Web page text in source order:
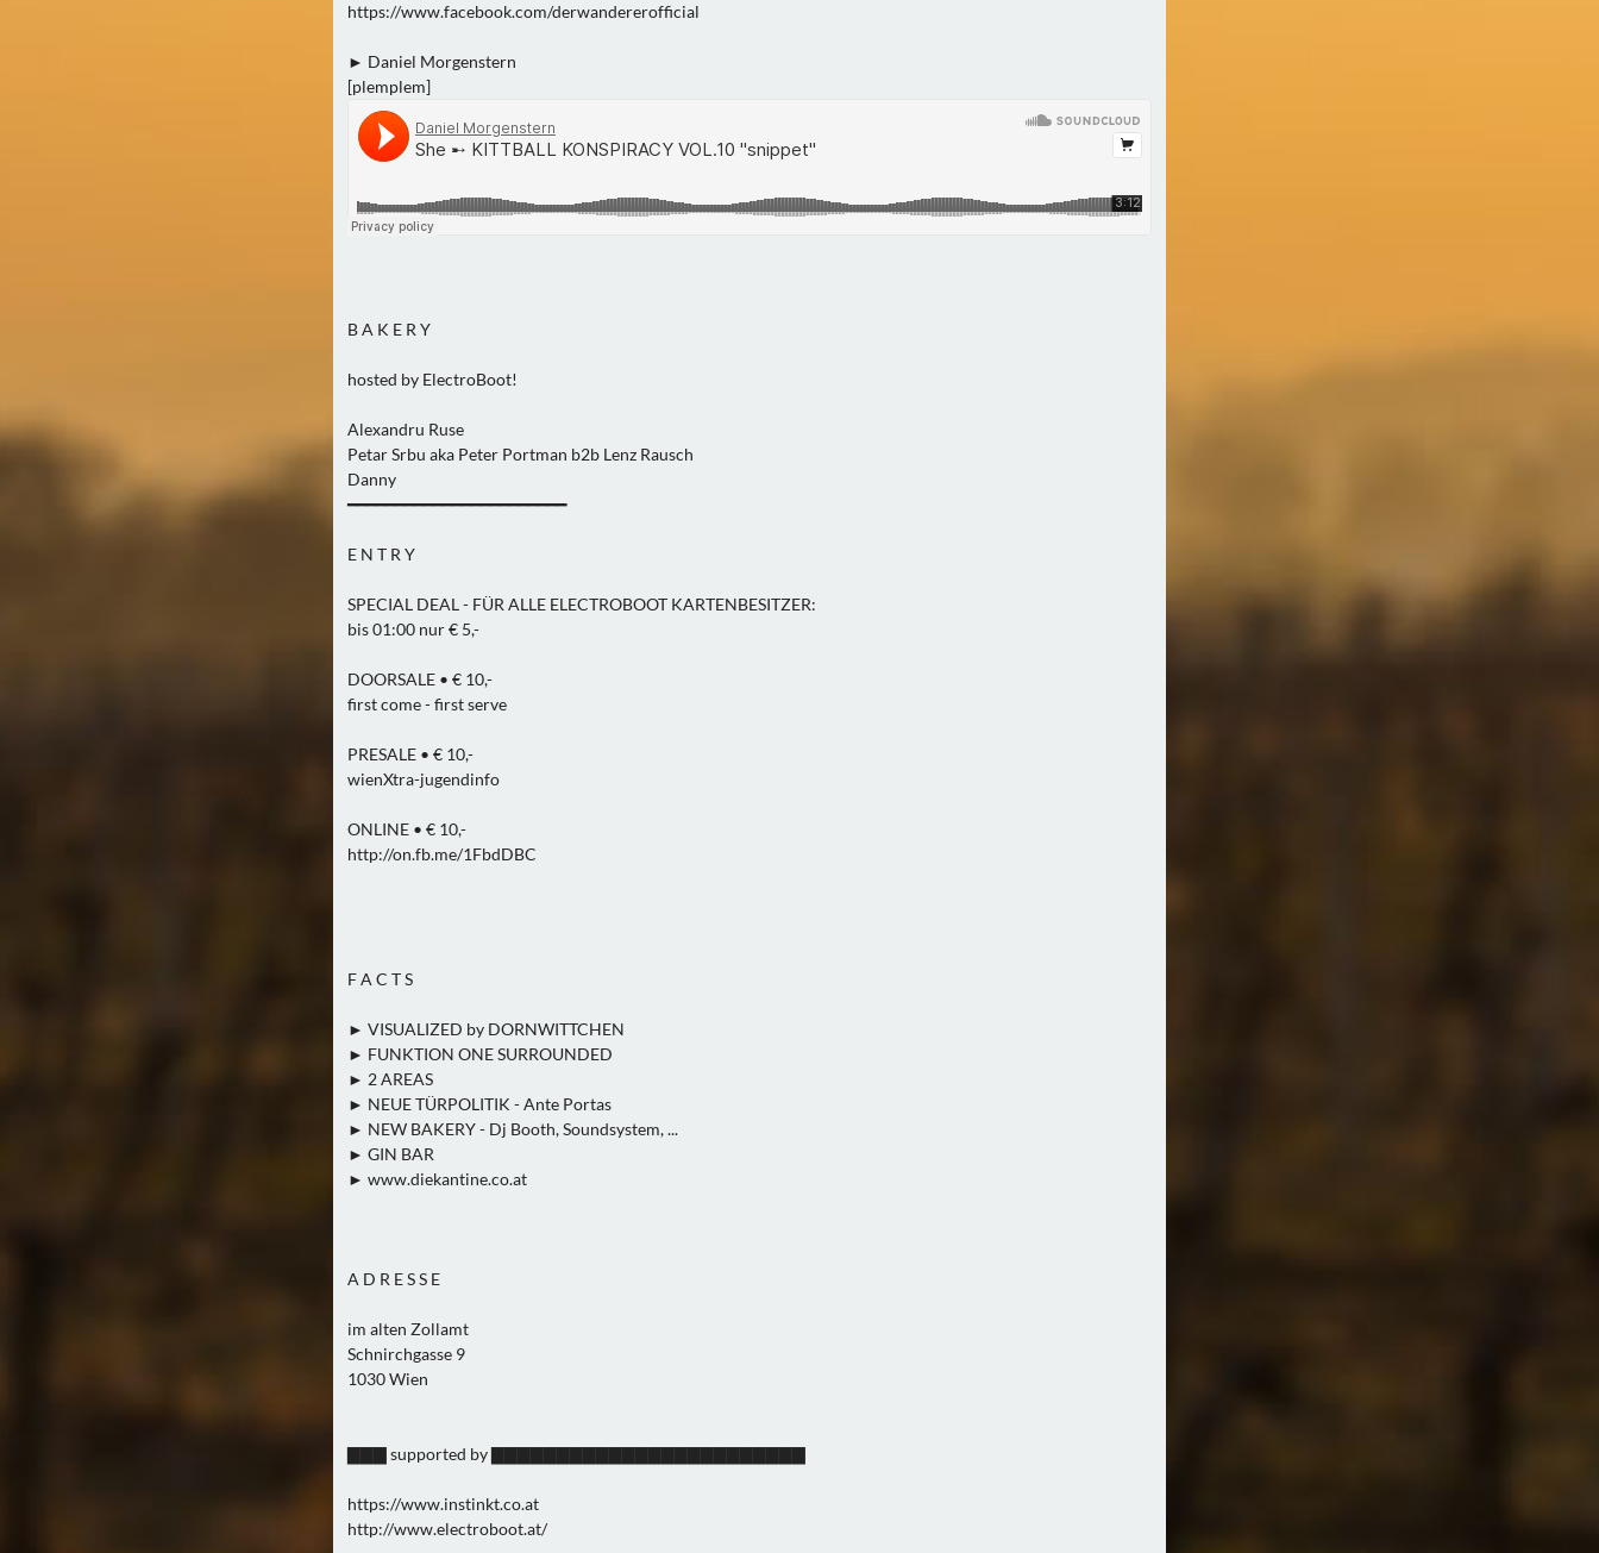
https://www.facebook.com/derwandererofficial
► Daniel Morgenstern
[plemplem]
B A K E R Y
hosted by ElectroBoot!
Alexandru Ruse
Petar Srbu aka Peter Portman b2b Lenz Rausch
Danny
━━━━━━━━━━━━━━━━━━━━━━━
E N T R Y
SPECIAL DEAL - FÜR ALLE ELECTROBOOT KARTENBESITZER:
bis 01:00 nur € 5,-
DOORSALE • € 10,-
first come - first serve
PRESALE • € 10,-
wienXtra-jugendinfo
ONLINE • € 10,-
http://on.fb.me/1FbdDBC
F A C T S
► VISUALIZED by DORNWITTCHEN
► FUNKTION ONE SURROUNDED
► 2 AREAS
► NEUE TÜRPOLITIK - Ante Portas
► NEW BAKERY - Dj Booth, Soundsystem, ...
► GIN BAR
► www.diekantine.co.at
A D R E S S E
im alten Zollamt
Schnirchgasse 9
1030 Wien
▇▇▇ supported by ▇▇▇▇▇▇▇▇▇▇▇▇▇▇▇▇▇▇▇▇▇▇▇▇
https://www.instinkt.co.at
http://www.electroboot.at/